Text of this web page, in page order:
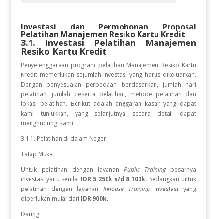
Investasi dan Permohonan Proposal
Pelatihan Manajemen Resiko Kartu Kredit
3.1. Investasi Pelatihan Manajemen
Resiko Kartu Kredit
Penyelenggaraan program pelatihan Manajemen Resiko Kartu
Kreditmemerlukan sejumlah investasi yang harus dikeluarkan.
Dengan penyesuaian perbedaan berdasarkan, jumlah hari
pelatihan, jumlah peserta pelatihan, metode pelatihan dan
lokasi pelatihan. Berikut adalah anggaran kasar yang dapat
kami tunjukkan, yang selanjutnya secara detail dapat
menghubungi kami.
3.1.1. Pelatihan di dalam Negeri
Tatap Muka
Untuk pelatihan dengan layanan Public Trainingbesarnya
investasi yaitu senilai IDR 5.250k s/d 8.100k. Sedangkan untuk
pelatihan dengan layanan Inhouse Training investasi yang
diperlukan mulai dari IDR 900k.
Daring